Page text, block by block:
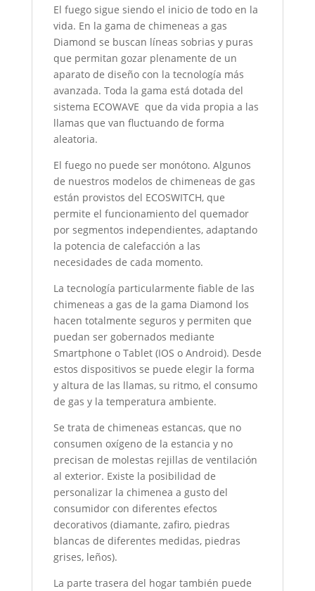
El fuego sigue siendo el inicio de todo en la
vida. En la gama de chimeneas a gas
Diamond se buscan líneas sobrias y puras
que permitan gozar plenamente de un
aparato de diseño con la tecnología más
avanzada. Toda la gama está dotada del
sistema ECOWAVE que da vida propia a las
llamas que van fluctuando de forma
aleatoria.
El fuego no puede ser monótono. Algunos
de nuestros modelos de chimeneas de gas
están provistos del ECOSWITCH, que
permite el funcionamiento del quemador
por segmentos independientes, adaptando
la potencia de calefacción a las
necesidades de cada momento.
La tecnología particularmente fiable de las
chimeneas a gas de la gama Diamond los
hacen totalmente seguros y permiten que
puedan ser gobernados mediante
Smartphone o Tablet (IOS o Android). Desde
estos dispositivos se puede elegir la forma
y altura de las llamas, su ritmo, el consumo
de gas y la temperatura ambiente.
Se trata de chimeneas estancas, que no
consumen oxígeno de la estancia y no
precisan de molestas rejillas de ventilación
al exterior. Existe la posibilidad de
personalizar la chimenea a gusto del
consumidor con diferentes efectos
decorativos (diamante, zafiro, piedras
blancas de diferentes medidas, piedras
grises, leños).
La parte trasera del hogar también puede